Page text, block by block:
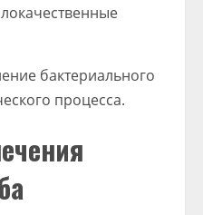
бактериального
процесса.